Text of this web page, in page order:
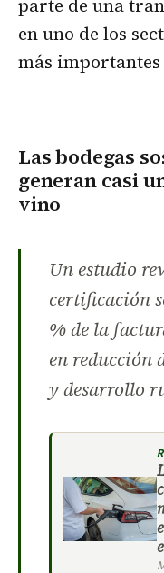
parte de una
en uno de los
más importantes
Las bodegas
generan casi
vino
Un estudio
certificación
% de la
en reducción
y desarrollo